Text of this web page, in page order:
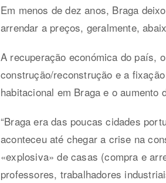
Em menos de dez anos, Braga
arrendar a preços, geralmente,
A recuperação económica do país,
construção/reconstrução e a
habitacional em Braga e o aumento
“Braga era das poucas cidades
aconteceu até chegar a crise na
«explosiva» de casas (compra e
professores, trabalhadores